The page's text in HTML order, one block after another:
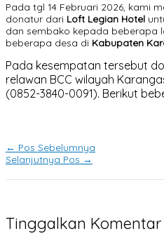
Pada tgl 14 Februari 2026, kami
donatur dari Loft Legian Hotel
dan sembako kepada beberapa
beberapa desa di Kabupaten
Pada kesempatan tersebut
relawan BCC wilayah
(0852-3840-0091). Berikut
← Pos Sebelumnya
Selanjutnya Pos →
Tinggalkan Komentar